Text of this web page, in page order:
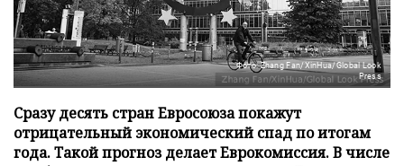
Фото: Zhang Fan/XinHua/Global Look
Press
Сразу десять стран Евросоюза покажут
отрицательный экономический спад по итогам
года. Такой прогноз делает Еврокомиссия. В числе